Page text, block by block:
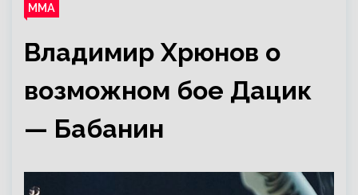
ММА
Владимир Хрюнов о
возможном бое Дацик
— Бабанин